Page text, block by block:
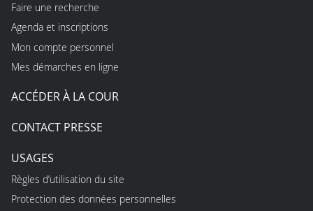
Faire une recherche
Agenda et inscriptions
Mon compte personnel
Mes démarches en ligne
ACCÉDER À LA COUR
CONTACT PRESSE
USAGES
Règles d’utilisation du site
Protection des données personnelles